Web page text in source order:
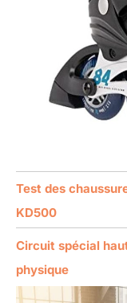
Test des
KD500
Circuit spécial
physique